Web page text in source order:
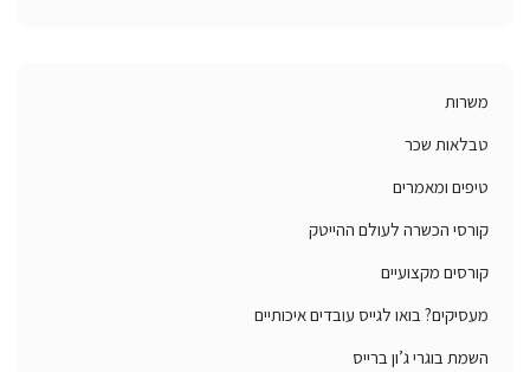
משרות
טבלאות שכר
טיפים ומאמרים
קורסי הכשרה לעולם ההייטק
קורסים מקצועיים
מעסיקים? בואו לגייס עובדים איכותיים
השמת בוגרי ג’ון ברייס